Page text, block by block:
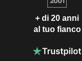
+ di 20 anni
al tuo fianco